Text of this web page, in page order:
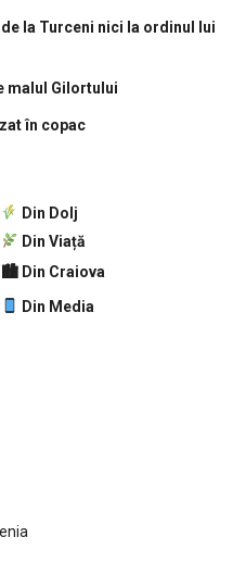
la Turceni nici la ordinul lui
malul Gilortului
în copac
Din Dolj
Din Viață
🏙 Din Craiova
Din Media